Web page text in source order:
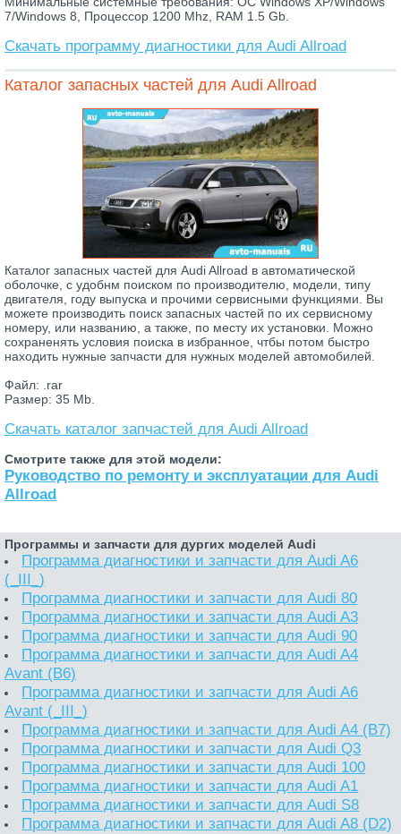
7/Windows 8, Процессор 1200 Mhz, RAM 1.5 Gb.
Скачать программу диагностики для Audi Allroad
Каталог запасных частей для Audi Allroad
Каталог запасных частей для Audi Allroad в автоматической
оболочке, с удобнм поиском по производителю, модели, типу
двигателя, году выпуска и прочими сервисными функциями. Вы
можете производить поиск запасных частей по их сервисному
номеру, или названию, а также, по месту их установки. Можно
сохраненять условия поиска в избранное, чтбы потом быстро
находить нужные запчасти для нужных моделей автомобилей.
Файл: .rar
Размер: 35 Mb.
Скачать каталог запчастей для Audi Allroad
Смотрите также для этой модели:
Руководство по ремонту и эксплуатации для Audi
Allroad
Программы и запчасти для дургих моделей Audi
Программа диагностики и запчасти для Audi A6
(_III_)
Программа диагностики и запчасти для Audi 80
Программа диагностики и запчасти для Audi A3
Программа диагностики и запчасти для Audi 90
Программа диагностики и запчасти для Audi A4
Avant (B6)
Программа диагностики и запчасти для Audi A6
Avant (_III_)
Программа диагностики и запчасти для Audi A4 (B7)
Программа диагностики и запчасти для Audi Q3
Программа диагностики и запчасти для Audi 100
Программа диагностики и запчасти для Audi A1
Программа диагностики и запчасти для Audi S8
Программа диагностики и запчасти для Audi A8 (D2)